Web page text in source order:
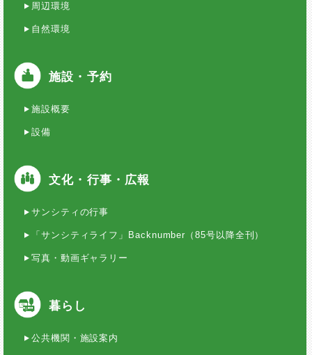
周辺環境
自然環境
施設・予約
施設概要
設備
文化・行事・広報
サンシティの行事
「サンシティライフ」Backnumber（85号以降全刊）
写真・動画ギャラリー
暮らし
公共機関・施設案内